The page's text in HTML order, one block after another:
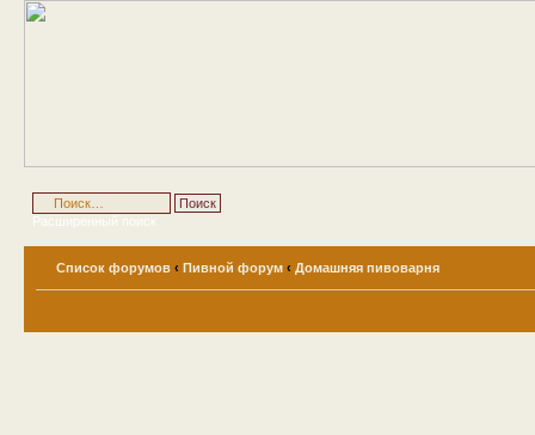
Расширенный поиск
Список форумов ‹ Пивной форум ‹ Домашняя пивоварня